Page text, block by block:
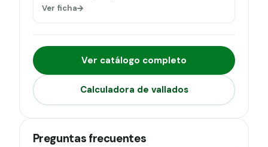
Ver ficha
Ver catálogo completo
Calculadora de vallados
Preguntas frecuentes